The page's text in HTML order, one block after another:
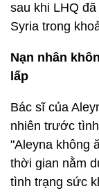
sau khi LHQ
Syria trong
Nạn nhân
lấp
Bác sĩ của
nhiên trước
"Aleyna không
thời gian nằm
tình trạng sức